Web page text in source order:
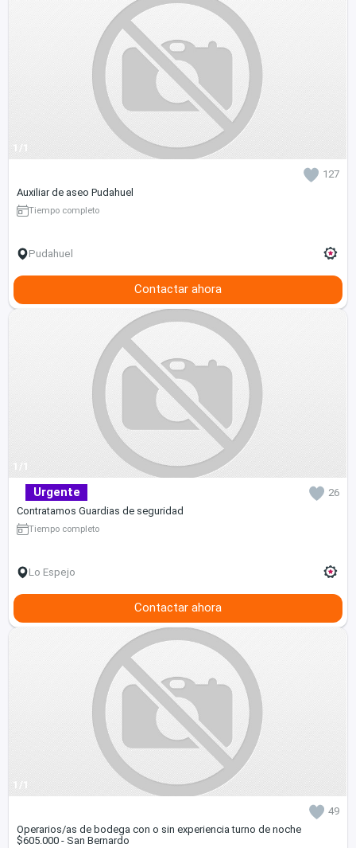
1/1
127
Auxiliar de aseo Pudahuel
Tiempo completo
Pudahuel
Contactar ahora
1/1
Urgente
26
Contratamos Guardias de seguridad
Tiempo completo
Lo Espejo
Contactar ahora
1/1
49
Operarios/as de bodega con o sin experiencia turno de noche
$605.000 - San Bernardo